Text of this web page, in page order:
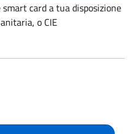
card a tua disposizione
o CIE